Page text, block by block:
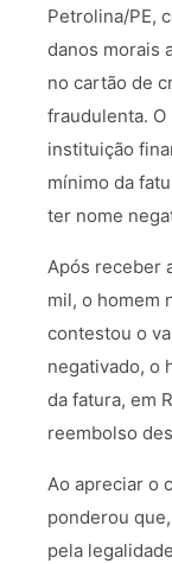
Petrolina/PE,
danos morais
no cartão de
fraudulenta.
instituição
mínimo da
ter nome
Após receber
mil, o homem
contestou o
negativado, o
da fatura, em
reembolso
Ao apreciar o
ponderou
pela